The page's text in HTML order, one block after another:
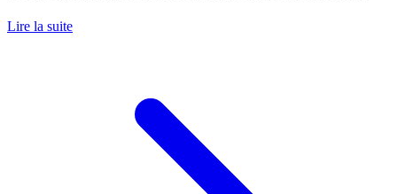
Lire la suite